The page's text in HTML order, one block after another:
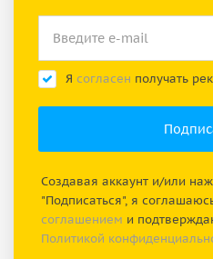
Я согласен получать
Создавая аккаунт и/или
"Подписаться", я
соглашением и
Политикой